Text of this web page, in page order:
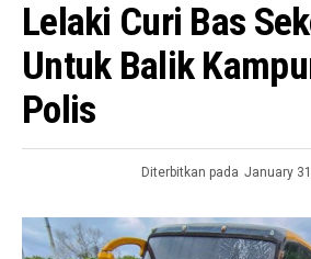
Lelaki Curi Bas
Untuk Balik
Polis
Diterbitkan pada January